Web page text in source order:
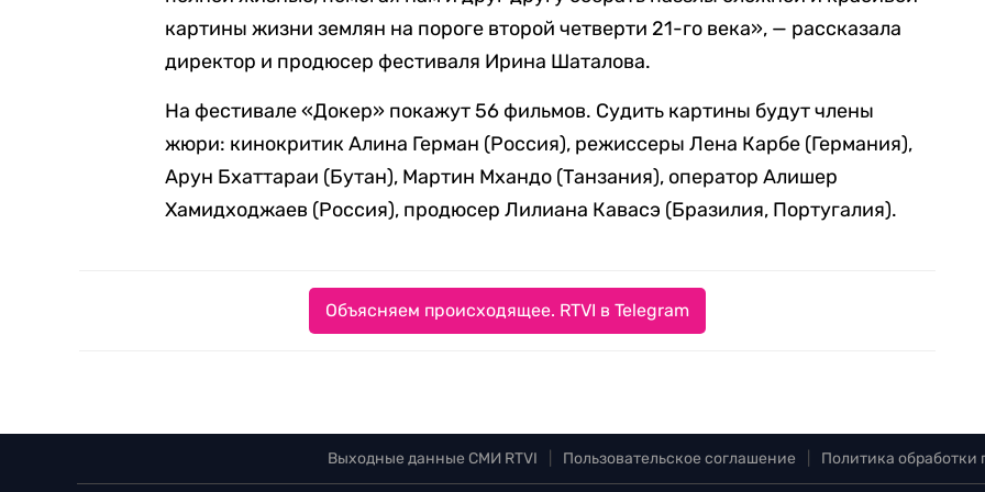
картины жизни землян на пороге второй четверти 21-го века», — рассказала
директор и продюсер фестиваля Ирина Шаталова.
На фестивале «Докер» покажут 56 фильмов. Судить картины будут члены
жюри: кинокритик Алина Герман (Россия), режиссеры Лена Карбе (Германия),
Арун Бхаттараи (Бутан), Мартин Мхандо (Танзания), оператор Алишер
Хамидходжаев (Россия), продюсер Лилиана Кавасэ (Бразилия, Португалия).
Объясняем происходящее. RTVI в Telegram
Выходные данные СМИ RTVI Пользовательское соглашение Политика